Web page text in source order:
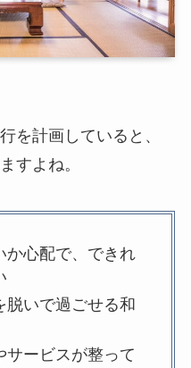
を計画していると、
すよね。
か心配で、できれ
脱いで過ごせる和
サービスが整って